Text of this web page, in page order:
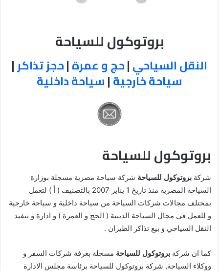
بروتوكول للسياحة
النقل السياحي|حج و عمرة|حجز تذاكر|
سياحة خارجية|سياحة داخلية
بروتوكول للسياحة
شركة بروتوكول للسياحة شركة سياحة مصرية مسجلة بوزارة
السياحة المصرية منذ تاريخ 1 يناير 2007 بالتصنيف ( أ ) لتعمل
بمختلف مجالات شركات السياحة من سياحة داخلية و سياحة خارجية
و للعمل فى مجال السياحة الدينية ( الحج و العمرة ) و ادارة و تنفيذ
النقل السياحي و بيع تذاكر الطيران .
كما ان شركة بروتوكول للسياحة مسجلة بغرفة شركات السفر و
ووكلاء السياحة, شركة بروتوكول للسياحة برئاسة مجلس الادارة